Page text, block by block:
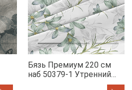
Бязь Премиум 220 см
наб 50379-1 Утренний